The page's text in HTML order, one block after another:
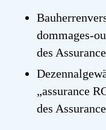
dommages-
des
„assurance
des